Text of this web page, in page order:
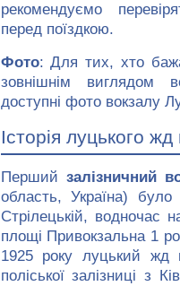
рекомендуємо
перед поїздкою.
Фото: Для тих, хто
зовнішнім виглядом
доступні фото вокзалу
Історія луцького жд
Перший залізничний
область, Україна)
Стрілецькій, водночас
площі Привокзальна 1
1925 року луцький жд
поліської залізниці з